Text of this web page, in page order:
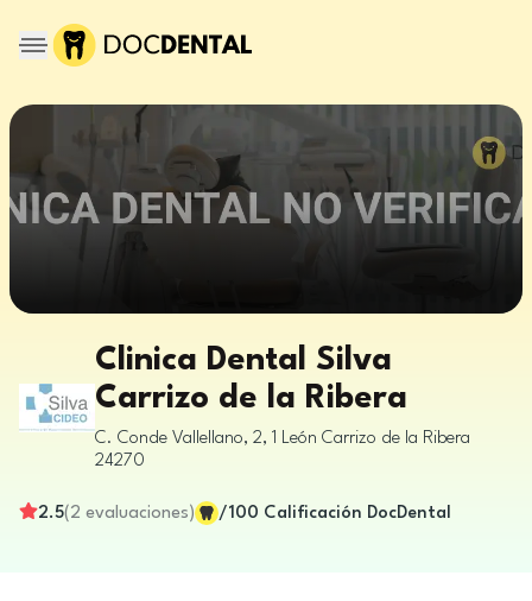
Clinica Dental Silva
Carrizo de la Ribera
C. Conde Vallellano, 2, 1 León Carrizo de la Ribera
24270
2.5( 2 evaluaciones) /100 Calificación DocDental